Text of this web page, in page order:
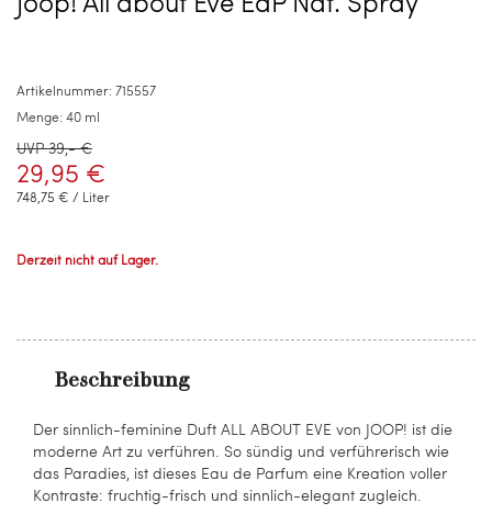
Artikelnummer: 715557
Menge: 40 ml
UVP39,- €
29,95 €
748,75 € / Liter
Derzeit nicht auf Lager.
Beschreibung
Der sinnlich-feminine Duft ALL ABOUT EVE von JOOP! ist die
moderne Art zu verführen. So sündig und verführerisch wie
das Paradies, ist dieses Eau de Parfum eine Kreation voller
Kontraste: fruchtig-frisch und sinnlich-elegant zugleich.